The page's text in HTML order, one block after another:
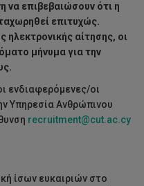
να επιβεβαιώσουν ότι η
επιτυχώς.
αίτησης, οι
μήνυμα για την
ενδιαφερόμενες/οι
Υπηρεσία Ανθρώπινου
recruitment@cut.ac.cy
ίσων ευκαιριών στο